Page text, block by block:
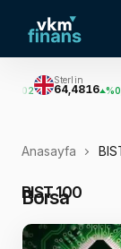
Gram Altın
6.636,25
Anasayfa
BIST 100
Borsa